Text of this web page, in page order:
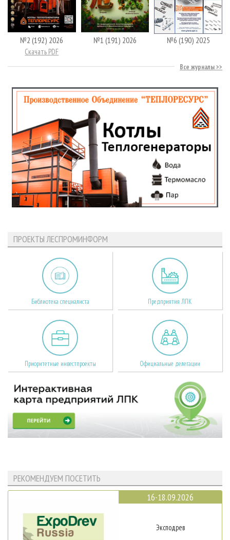
№2 (192) 2026
Скачать PDF
№1 (191) 2026 №6 (190) 2025
Все журналы
ПРОЕКТЫ ЛЕСПРОМИНФОРМ
Библиотека специалиста Предприятия ЛПК
Приоритетные инвестпроекты Официальные делегации
РЕКОМЕНДУЕМ ПОСЕТИТЬ
16-18.09.2026
Эксподрев